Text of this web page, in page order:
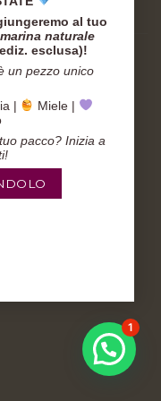
al tuo
naturale
esclusa)!
un pezzo unico
|
Miele |
pacco? Inizia a
1